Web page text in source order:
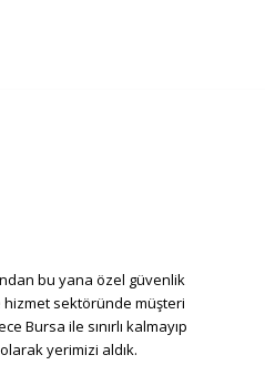
bu yana özel güvenlik
sektöründe müşteri
Bursa ile sınırlı kalmayıp
yerimizi aldık.